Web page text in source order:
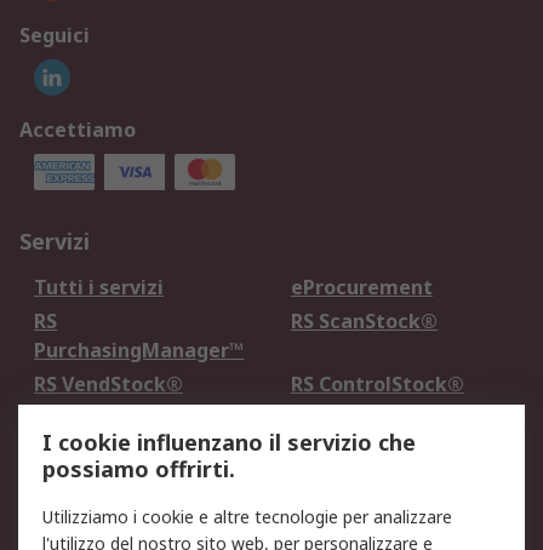
Seguici
Accettiamo
Servizi
Tutti i servizi
eProcurement
RS
PurchasingManager™
RS ScanStock®
RS VendStock®
RS ControlStock®
Legale
Informativa Cookie
Informativa Privacy -
I cookie influenzano il servizio che
possiamo offrirti.
Utilizziamo i cookie e altre tecnologie per analizzare
l'utilizzo del nostro sito web, per personalizzare e